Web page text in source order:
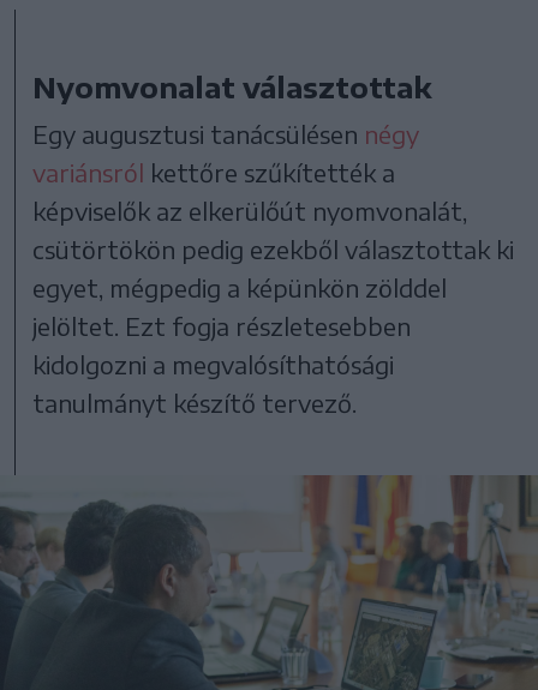
Nyomvonalat választottak
Egy augusztusi tanácsülésen négy
variánsról kettőre szűkítették a
képviselők az elkerülőút nyomvonalát,
csütörtökön pedig ezekből választottak ki
egyet, mégpedig a képünkön zölddel
jelöltet. Ezt fogja részletesebben
kidolgozni a megvalósíthatósági
tanulmányt készítő tervező.